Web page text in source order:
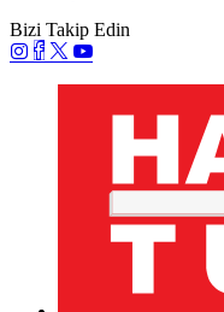
Bizi Takip Edin